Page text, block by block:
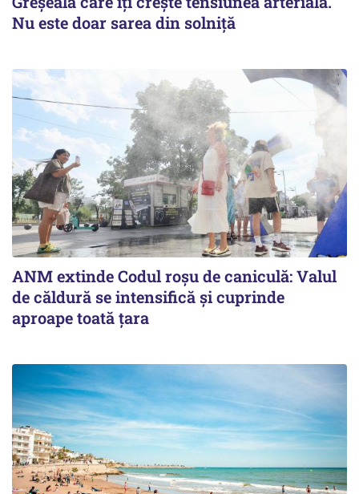
Nu este doar sarea din solniță
ANM extinde Codul roșu de caniculă: Valul
de căldură se intensifică și cuprinde
aproape toată țara